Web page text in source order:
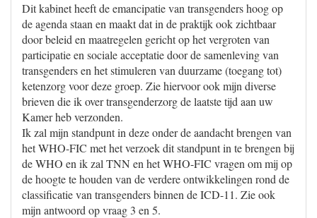
Dit kabinet heeft de emancipatie van transgenders hoog op
de agenda staan en maakt dat in de praktijk ook zichtbaar
door beleid en maatregelen gericht op het vergroten van
participatie en sociale acceptatie door de samenleving van
transgenders en het stimuleren van duurzame (toegang tot)
ketenzorg voor deze groep. Zie hiervoor ook mijn diverse
brieven die ik over transgenderzorg de laatste tijd aan uw
Kamer heb verzonden.
Ik zal mijn standpunt in deze onder de aandacht brengen van
het WHO-FIC met het verzoek dit standpunt in te brengen bij
de WHO en ik zal TNN en het WHO-FIC vragen om mij op
de hoogte te houden van de verdere ontwikkelingen rond de
classificatie van transgenders binnen de ICD-11. Zie ook
mijn antwoord op vraag 3 en 5.